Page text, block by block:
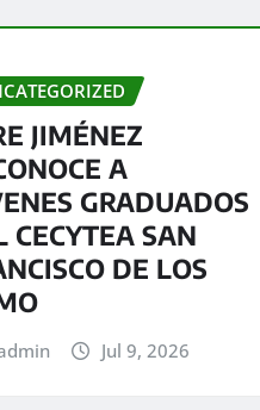
JIMÉNEZ
A
GRADUADOS
CECYTEA SAN
DE LOS
Jul 9, 2026